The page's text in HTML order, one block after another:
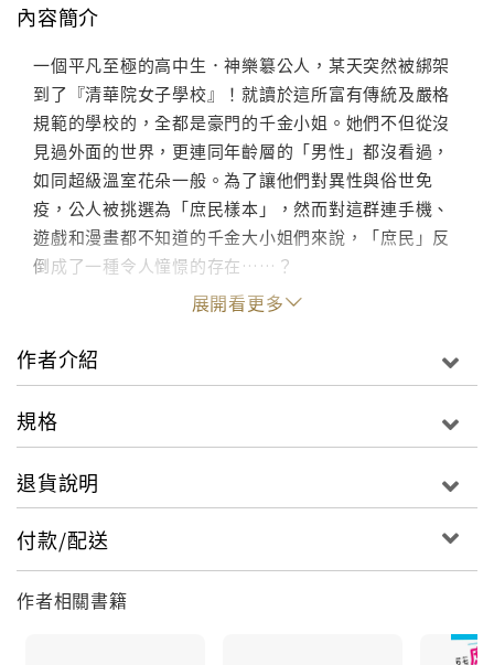
內容簡介
一個平凡至極的高中生．神樂簒公人，某天突然被綁架
到了『清華院女子學校』！就讀於這所富有傳統及嚴格
規範的學校的，全都是豪門的千金小姐。她們不但從沒
見過外面的世界，更連同年齡層的「男性」都沒看過，
如同超級溫室花朵一般。為了讓他們對異性與俗世免
疫，公人被挑選為「庶民樣本」，然而對這群連手機、
遊戲和漫畫都不知道的千金大小姐們來說，「庶民」反
倒成了一種令人憧憬的存在……？
展開看更多
作者介紹
規格
退貨說明
付款/配送
作者相關書籍